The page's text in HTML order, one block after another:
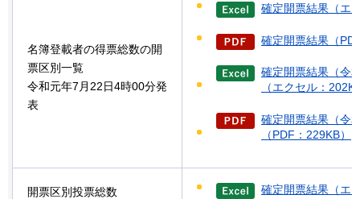
名簿登載者の得票総数の開
票区別一覧
令和元年7月22日4時00分発
表
確定開票結果（エ
確定開票結果（
確定開票結果（令
（エクセル：
確定開票結果（令
（PDF：229KB）
開票区別投票総数
確定開票結果（エ